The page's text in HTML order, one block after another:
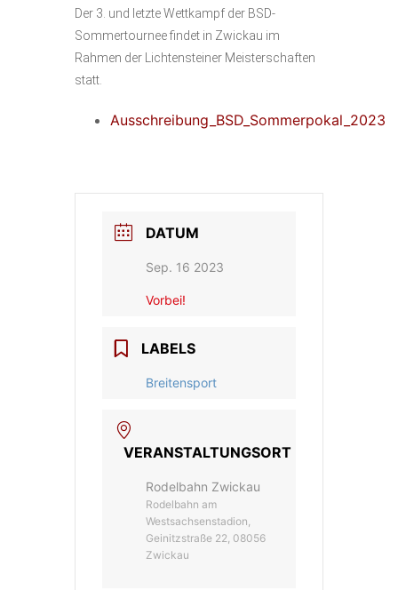
Der 3. und letzte Wettkampf der BSD-
Sommertournee findet in Zwickau im
Rahmen der Lichtensteiner Meisterschaften
statt.
Ausschreibung_BSD_Sommerpokal_2023
DATUM
Sep. 16 2023
Vorbei!
LABELS
Breitensport
VERANSTALTUNGSORT
Rodelbahn Zwickau
Rodelbahn am
Westsachsenstadion,
Geinitzstraße 22, 08056
Zwickau